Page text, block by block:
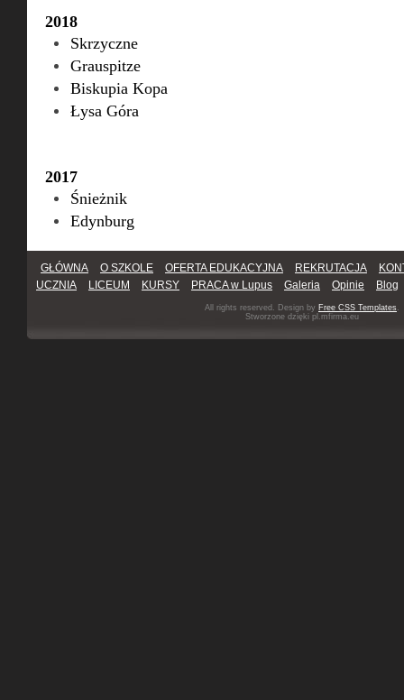
2018
Skrzyczne
Grauspitze
Biskupia Kopa
Łysa Góra
2017
Śnieżnik
Edynburg
GŁÓWNA O SZKOLE OFERTA EDUKACYJNA REKRUTACJA
UCZNIA
LICEUM KURSY PRACA w Lupus Galeria Opinie Blog
All rights reserved. Design by Free CSS Templates .
Stworzone dzięki pl.mfirma.eu